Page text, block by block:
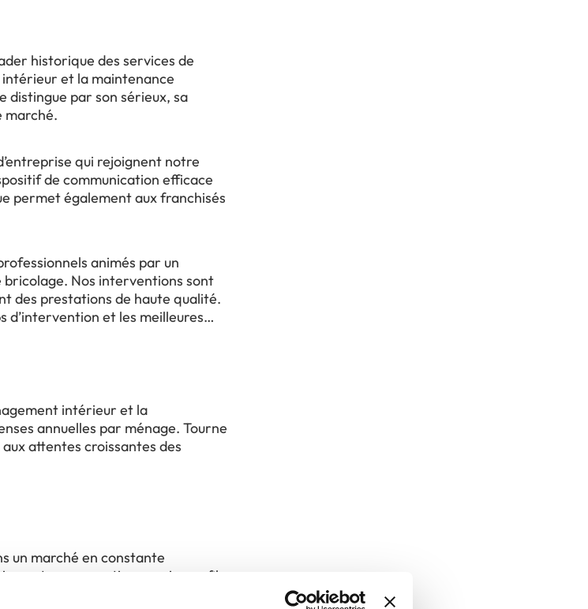
historique des services de
intérieur et la maintenance
distingue par son sérieux, sa
marché.
qui rejoignent notre
de communication efficace
permet également aux franchisés
animés par un
bricolage. Nos interventions sont
des prestations de haute qualité.
d’intervention et les meilleures
intérieur et la
annuelles par ménage. Tourne
attentes croissantes des
un marché en constante
et une expertise acquise au fil
et dynamique pour vous soutenir